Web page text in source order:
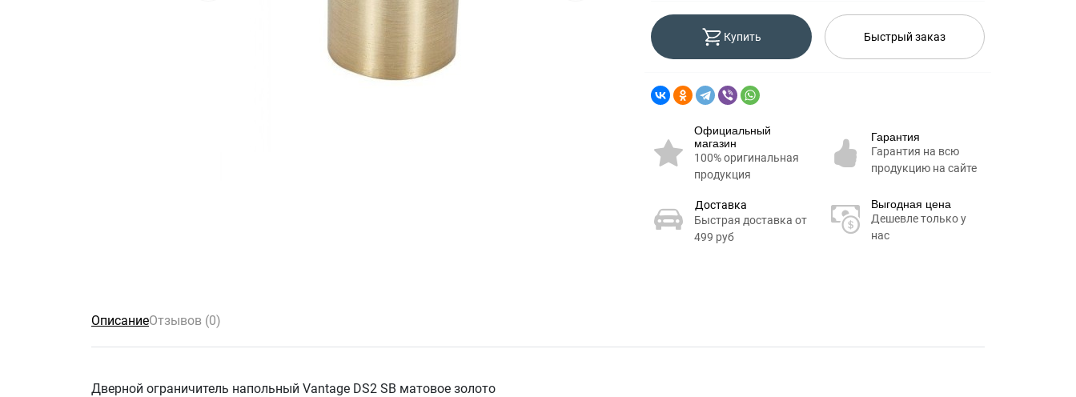
Купить Быстрый заказ
Официальный
магазин
100% оригинальная
продукция
Гарантия
Гарантия на всю
продукцию на сайте
Доставка
Быстрая доставка от
499 руб
Выгодная цена
Дешевле только у
нас
ОписаниеОтзывов (0)
Дверной ограничитель напольный Vantage DS2 SB матовое золото